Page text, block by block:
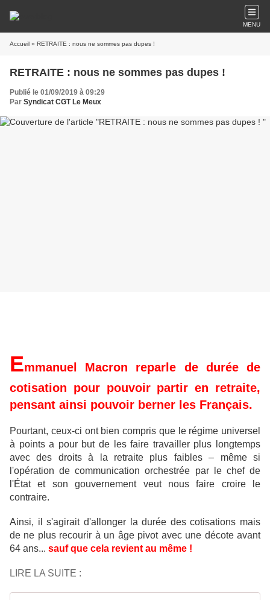
MENU
Accueil » RETRAITE : nous ne sommes pas dupes !
RETRAITE : nous ne sommes pas dupes !
Publié le 01/09/2019 à 09:29
Par Syndicat CGT Le Meux
Emmanuel Macron reparle de durée de
cotisation pour pouvoir partir en retraite,
pensant ainsi pouvoir berner les Français.
Pourtant, ceux-ci ont bien compris que le régime universel
à points a pour but de les faire travailler plus longtemps
avec des droits à la retraite plus faibles – même si
l'opération de communication orchestrée par le chef de
l'État et son gouvernement veut nous faire croire le
contraire.
Ainsi, il s'agirait d'allonger la durée des cotisations mais
de ne plus recourir à un âge pivot avec une décote avant
64 ans... sauf que cela revient au même !
LIRE LA SUITE :